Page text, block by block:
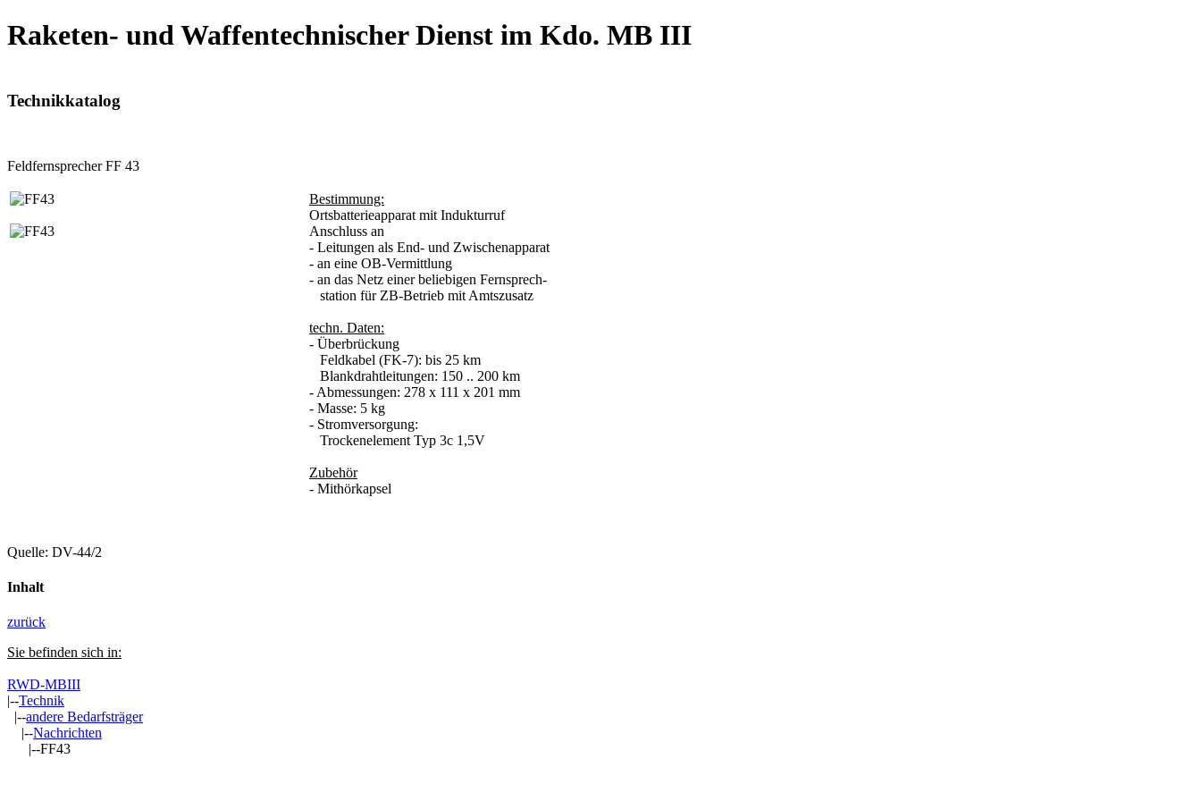
Raketen- und Waffentechnischer Dienst im Kdo. MB III
Technikkatalog
Feldfernsprecher FF 43
Bestimmung:
Ortsbatterieapparat mit Indukturruf
Anschluss an
- Leitungen als End- und Zwischenapparat
- an eine OB-Vermittlung
- an das Netz einer beliebigen Fernsprech-
station für ZB-Betrieb mit Amtszusatz
techn. Daten:
- Überbrückung
Feldkabel (FK-7): bis 25 km
Blankdrahtleitungen: 150 .. 200 km
- Abmessungen: 278 x 111 x 201 mm
- Masse: 5 kg
- Stromversorgung:
Trockenelement Typ 3c 1,5V
Zubehör
- Mithörkapsel
Quelle: DV-44/2
Inhalt
zurück
Sie befinden sich in:
RWD-MBIII
|--Technik
|--andere Bedarfsträger
|--Nachrichten
|--FF43